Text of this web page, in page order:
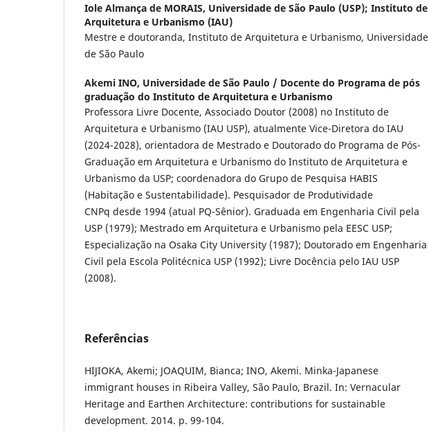
Iole Almança de MORAIS, Universidade de São Paulo (USP); Instituto de
Arquitetura e Urbanismo (IAU)
Mestre e doutoranda, Instituto de Arquitetura e Urbanismo, Universidade
de São Paulo
Akemi INO, Universidade de São Paulo / Docente do Programa de pós
graduação do Instituto de Arquitetura e Urbanismo
Professora Livre Docente, Associado Doutor (2008) no Instituto de
Arquitetura e Urbanismo (IAU USP), atualmente Vice-Diretora do IAU
(2024-2028), orientadora de Mestrado e Doutorado do Programa de Pós-
Graduação em Arquitetura e Urbanismo do Instituto de Arquitetura e
Urbanismo da USP; coordenadora do Grupo de Pesquisa HABIS
(Habitação e Sustentabilidade). Pesquisador de Produtividade
CNPq desde 1994 (atual PQ-Sênior). Graduada em Engenharia Civil pela
USP (1979); Mestrado em Arquitetura e Urbanismo pela EESC USP;
Especialização na Osaka City University (1987); Doutorado em Engenharia
Civil pela Escola Politécnica USP (1992); Livre Docência pelo IAU USP
(2008).
Referências
HIJIOKA, Akemi; JOAQUIM, Bianca; INO, Akemi. Minka-Japanese
immigrant houses in Ribeira Valley, São Paulo, Brazil. In: Vernacular
Heritage and Earthen Architecture: contributions for sustainable
development. 2014. p. 99-104.